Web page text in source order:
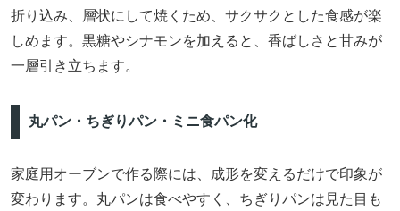
折り込み、層状にして焼くため、サクサクとした食感が楽
しめます。黒糖やシナモンを加えると、香ばしさと甘みが
一層引き立ちます。
丸パン・ちぎりパン・ミニ食パン化
家庭用オーブンで作る際には、成形を変えるだけで印象が
変わります。丸パンは食べやすく、ちぎりパンは見た目も